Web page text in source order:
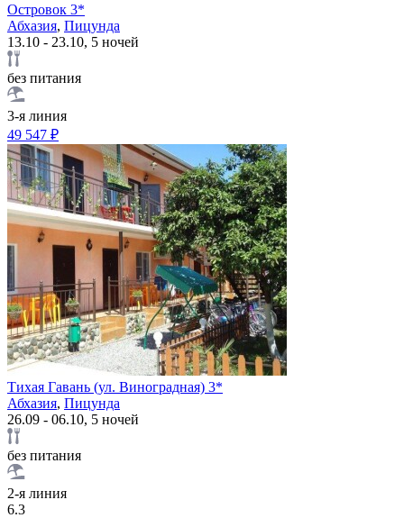
Островок 3*
Абхазия, Пицунда
13.10 - 23.10, 5 ночей
без питания
3-я линия
49 547 ₽
Тихая Гавань (ул. Виноградная) 3*
Абхазия, Пицунда
26.09 - 06.10, 5 ночей
без питания
2-я линия
6.3